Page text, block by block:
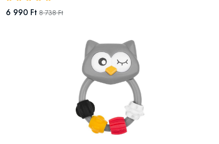
6 990 Ft 8 738 Ft